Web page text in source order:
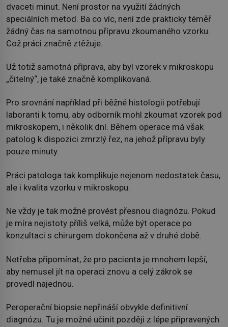
dvaceti minut. Není prostor na využití žádných
speciálních metod. Ba co víc, není zde prakticky téměř
žádný čas na samotnou přípravu zkoumaného vzorku.
Což práci značně ztěžuje.
Už totiž samotná příprava, aby byl vzorek v mikroskopu
„čitelný“, je také značně komplikovaná.
Pro srovnání například při běžné histologii potřebují
laboranti k tomu, aby odborník mohl zkoumat vzorek pod
mikroskopem, i několik dní. Během operace má však
patolog k dispozici zmrzlý řez, na jehož přípravu byly
pouze minuty.
Práci patologa tak komplikuje nejenom nedostatek času,
ale i kvalita vzorku v mikroskopu.
Ne vždy je tak možné provést přesnou diagnózu. Pokud
je míra nejistoty příliš velká, může být operace po
konzultaci s chirurgem dokončena až v druhé době.
Netřeba připomínat, že pro pacienta je mnohem lepší,
aby nemusel jít na operaci znovu a celý zákrok se
provedl najednou.
Peroperační biopsie nepřináší obvykle definitivní
diagnózu. Tu je možné učinit později z lépe připravených